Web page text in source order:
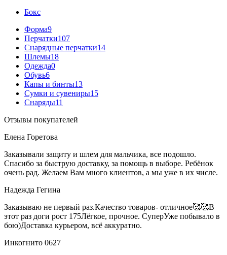
Бокс
Форма9
Перчатки107
Снарядные перчатки14
Шлемы18
Одежда0
Обувь6
Капы и бинты13
Сумки и сувениры15
Снаряды11
Отзывы покупателей
Елена Горетова
Заказывали защиту и шлем для мальчика, все подошло.
Спасибо за быструю доставку, за помощь в выборе. Ребёнок
очень рад. Желаем Вам много клиентов, а мы уже в их числе.
Надежда Гегина
Заказываю не первый раз.Качество товаров- отличное🥰🥰В
этот раз доги рост 175Лёгкое, прочное. СуперУже побывало в
бою)Доставка курьером, всё аккуратно.
Инкогнито 0627